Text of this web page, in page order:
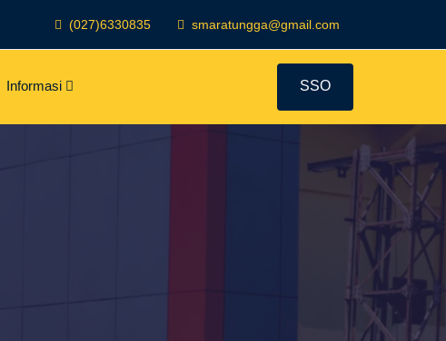
(027)6330835 smaratungga@gmail.com
Informasi SSO